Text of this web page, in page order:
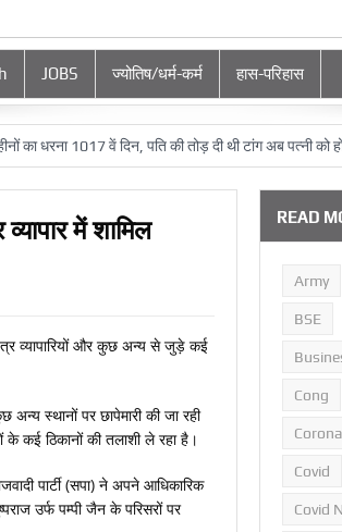
JOBS ज्‍योतिष/धर्म-कर्म हास-परिहास
धरना 1017 वें दिन, पति की तोड़ दी थी टांग अब पत्‍नी को हो
में शामिल
व्यापारियों और कुछ अन्य से जुड़े कई
अन्य स्थानों पर छापेमारी की जा रही
कई ठिकानों की तलाशी ले रहा है।
पार्टी (सपा) ने अपने आधिकारिक
उर्फ ​​पम्पी जैन के परिसरों पर
READ
Army
BSE
Cong
Covid
Covid